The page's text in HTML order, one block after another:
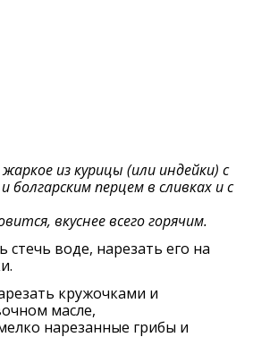
из курицы (или индейки) с
болгарским перцем в сливках и с
вкуснее всего горячим.
воде, нарезать его на
кружочками и
масле,
нарезанные грибы и